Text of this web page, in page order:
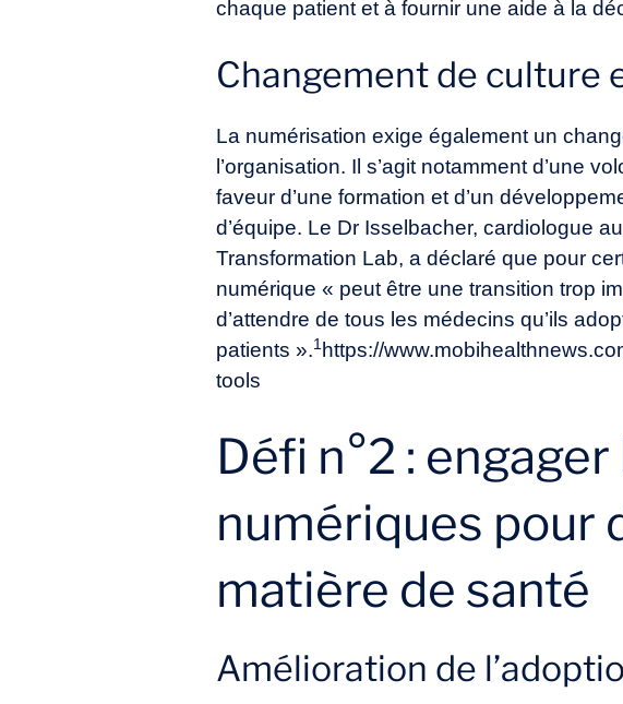
chaque patient et à fournir une aide à la
Changement de culture
La numérisation exige également un
l’organisation. Il s’agit notamment d’une
faveur d’une formation et d’un
d’équipe. Le Dr Isselbacher, cardiologue
Transformation Lab, a déclaré que pour
numérique « peut être une transition trop
d’attendre de tous les médecins qu’ils
patients ».1 https://
tools
Défi n°2 :
numériques pour
matière de santé
Amélioration de